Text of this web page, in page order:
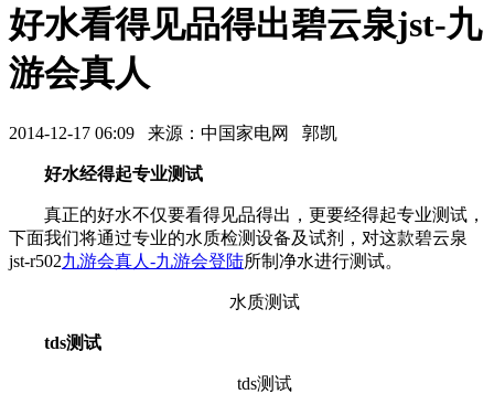
好水看得见品得出碧云泉jst-九
游会真人
2014-12-17 06:09 来源：中国家电网 郭凯
好水经得起专业测试
真正的好水不仅要看得见品得出，更要经得起专业测试，
下面我们将通过专业的水质检测设备及试剂，对这款碧云泉
jst-r502九游会真人-九游会登陆所制净水进行测试。
水质测试
tds测试
tds测试